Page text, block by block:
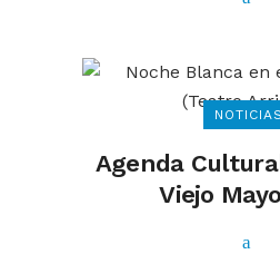
NOTICIAS
Agenda
Viejo